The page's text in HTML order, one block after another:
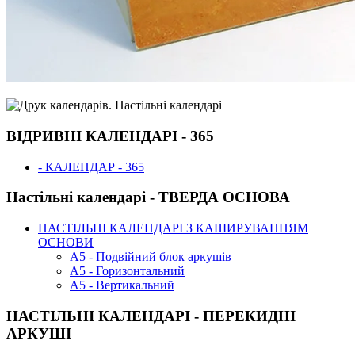
ВІДРИВНІ КАЛЕНДАРІ - 365
- КАЛЕНДАР - 365
Настільні календарі - ТВЕРДА ОСНОВА
НАСТІЛЬНІ КАЛЕНДАРІ З КАШИРУВАННЯМ
ОСНОВИ
А5 - Подвійний блок аркушів
А5 - Горизонтальний
А5 - Вертикальний
НАСТІЛЬНІ КАЛЕНДАРІ - ПЕРЕКИДНІ
АРКУШІ